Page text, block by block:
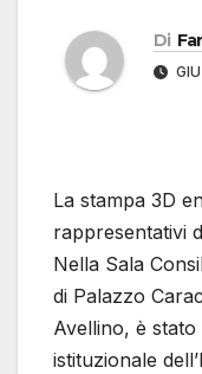
Di
La stampa 3D
rappresentativi
Nella Sala
di Palazzo
Avellino, è
istituzionale